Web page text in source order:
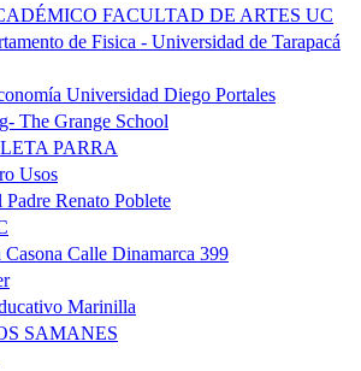
FACULTAD DE ARTES UC
de Fisica - Universidad de Tarapacá
Universidad Diego Portales
The Grange School
PARRA
Usos
Renato Poblete
Calle Dinamarca 399
Marinilla
SAMANES